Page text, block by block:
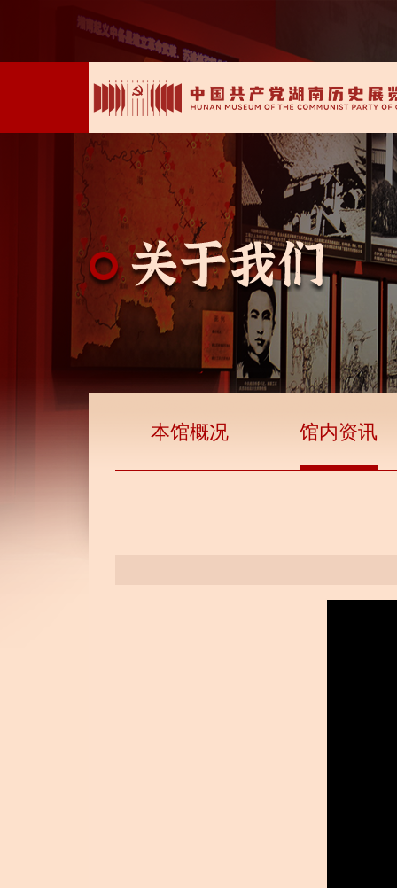
本馆概况 馆内资讯
00:00:00